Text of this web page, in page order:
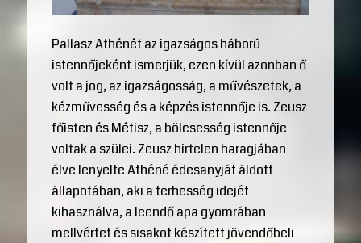
Pallasz Athénét az igazságos háború
istennőjeként ismerjük, ezen kívül azonban ő
volt a jog, az igazságosság, a művészetek, a
kézművesség és a képzés istennője is. Zeusz
főisten és Métisz, a bölcsesség istennője
voltak a szülei. Zeusz hirtelen haragjában
élve lenyelte Athéné édesanyját áldott
állapotában, aki a terhesség idejét
kihasználva, a leendő apa gyomrában
mellvértet és sisakot készített jövendőbeli